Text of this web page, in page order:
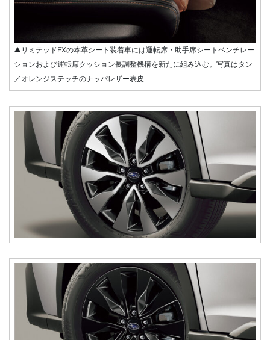
▲リミテッドEXの本革シート装着車には運転席・助手席シートベンチレー
ションおよび運転席クッション長調整機構を新たに組み込む。写真はタン
／オレンジステッチのナッパレザー表皮